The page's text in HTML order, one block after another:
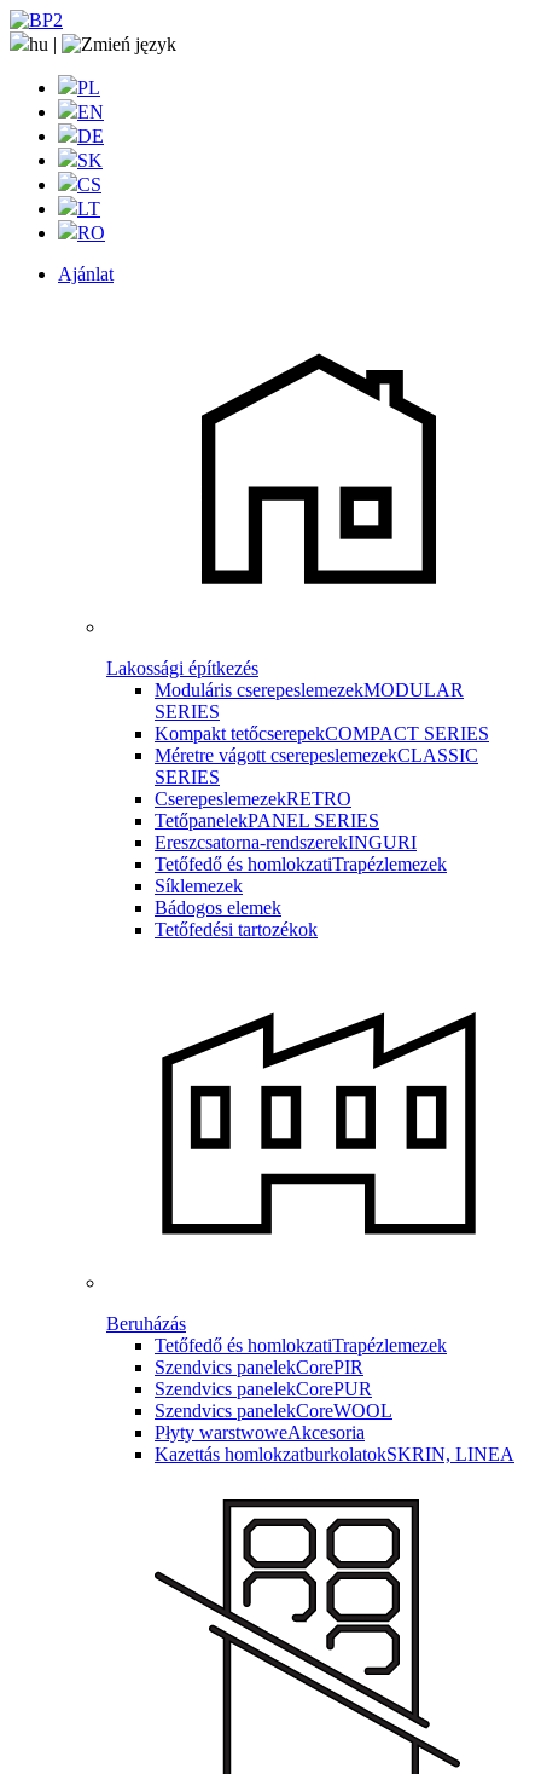
hu |
PL
EN
DE
SK
CS
LT
RO
Ajánlat
Lakossági építkezés
Moduláris cserepeslemezekMODULAR
SERIES
Kompakt tetőcserepekCOMPACT SERIES
Méretre vágott cserepeslemezekCLASSIC
SERIES
CserepeslemezekRETRO
TetőpanelekPANEL SERIES
Ereszcsatorna-rendszerekINGURI
Tetőfedő és homlokzatiTrapézlemezek
Síklemezek
Bádogos elemek
Tetőfedési tartozékok
Beruházás
Tetőfedő és homlokzatiTrapézlemezek
Szendvics panelekCorePIR
Szendvics panelekCorePUR
Szendvics panelekCoreWOOL
Płyty warstwoweAkcesoria
Kazettás homlokzatburkolatokSKRIN, LINEA